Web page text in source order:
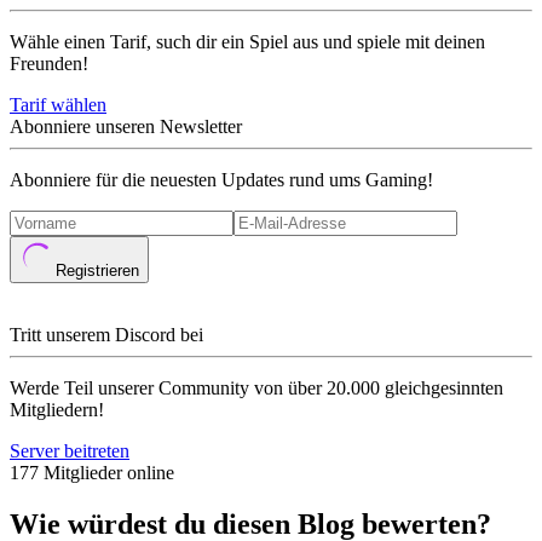
Wähle einen Tarif, such dir ein Spiel aus und spiele mit deinen
Freunden!
Tarif wählen
Abonniere unseren Newsletter
Abonniere für die neuesten Updates rund ums Gaming!
Registrieren
Tritt unserem Discord bei
Werde Teil unserer Community von über 20.000 gleichgesinnten
Mitgliedern!
Server beitreten
177 Mitglieder online
Wie würdest du diesen Blog bewerten?